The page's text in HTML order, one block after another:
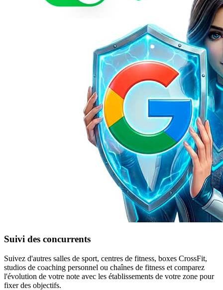
Suivi des concurrents
Suivez d'autres salles de sport, centres de fitness, boxes CrossFit,
studios de coaching personnel ou chaînes de fitness et comparez
l'évolution de votre note avec les établissements de votre zone pour
fixer des objectifs.